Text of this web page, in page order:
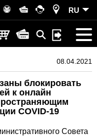
RU
08.04.2021
блокировать
к онлайн
COVID-19
Совета